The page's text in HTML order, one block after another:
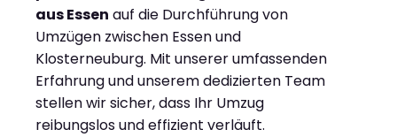
aus Essen auf die Durchführung von
Umzügen zwischen Essen und
Klosterneuburg. Mit unserer umfassenden
Erfahrung und unserem dedizierten Team
stellen wir sicher, dass Ihr Umzug
reibungslos und effizient verläuft.